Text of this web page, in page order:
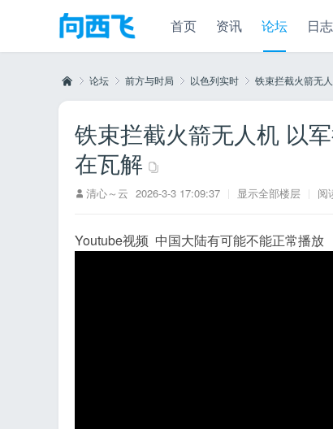
首页 资讯 论坛 日志
论坛
›
前方与时局 以色列实时
›
铁束拦截火箭无
铁束拦截火箭无人机 以
在瓦解
清心～云 2026-3-3 17:09:37 | 显示全部楼层 | 阅
Youtube视频 中国大陆有可能不能正常播放